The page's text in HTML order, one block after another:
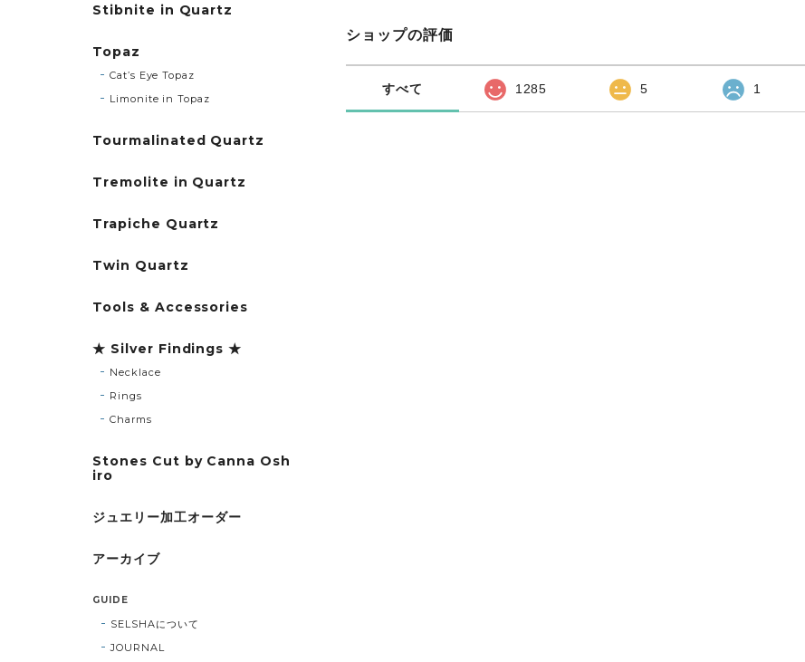
ショップの評価
すべて 1285 5 1
Stibnite in Quartz
Topaz
Cat’s Eye Topaz
Limonite in Topaz
Tourmalinated Quartz
Tremolite in Quartz
Trapiche Quartz
Twin Quartz
Tools & Accessories
★ Silver Findings ★
Necklace
Rings
Charms
Stones Cut by Canna Osh
iro
ジュエリー加工オーダー
アーカイブ
GUIDE
SELSHAについて
JOURNAL